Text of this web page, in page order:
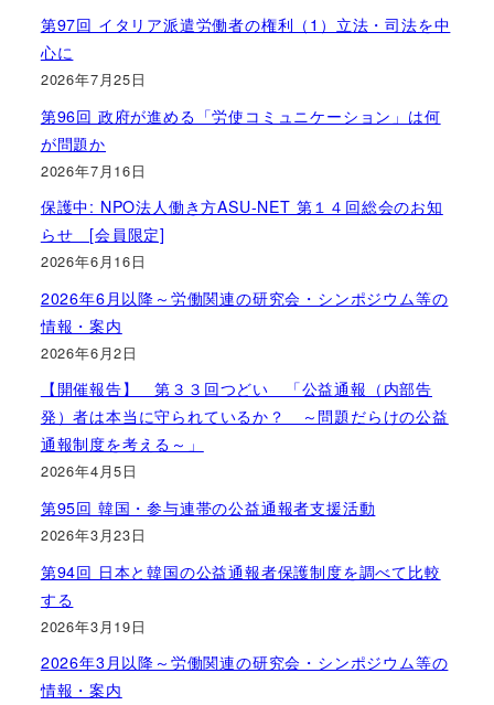
第97回 イタリア派遣労働者の権利（1）立法・司法を中
心に
2026年7月25日
第96回 政府が進める「労使コミュニケーション」は何
が問題か
2026年7月16日
保護中: NPO法人働き方ASU-NET 第１４回総会のお知
らせ [会員限定]
2026年6月16日
2026年6月以降～労働関連の研究会・シンポジウム等の
情報・案内
2026年6月2日
【開催報告】 第３３回つどい 「公益通報（内部告
発）者は本当に守られているか？ ～問題だらけの公益
通報制度を考える～」
2026年4月5日
第95回 韓国・参与連帯の公益通報者支援活動
2026年3月23日
第94回 日本と韓国の公益通報者保護制度を調べて比較
する
2026年3月19日
2026年3月以降～労働関連の研究会・シンポジウム等の
情報・案内